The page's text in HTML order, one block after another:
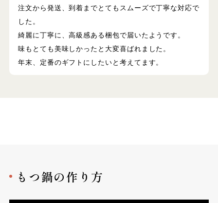
注文から発送、到着までとてもスムーズで丁寧な対応で
した。
綺麗に丁寧に、高級感ある梱包で届いたようです。
味もとても美味しかったと大変喜ばれました。
年末、定番のギフトにしたいと考えてます。
もつ鍋の作り方